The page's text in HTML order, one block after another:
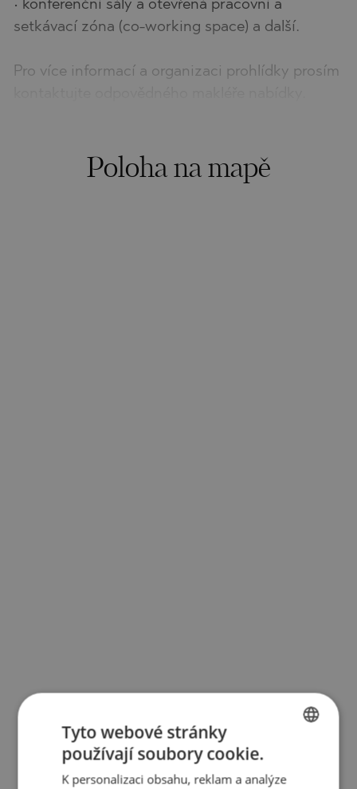
• konferenční sály a otevřená pracovní a
setkávací zóna (co-working space) a další.
Pro více informací a organizaci prohlídky prosím
Poloha na mapě
BULGARIAN
ENGLISH
Tyto webové stránky
používají soubory cookie.
K personalizaci obsahu, reklam a analýze